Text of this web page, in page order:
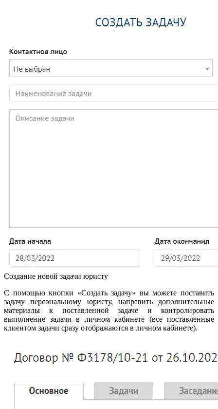
Создание новой задачи юристу
С помощью кнопки «Создать задачу» вы можете поставить
задачу персональному юристу, направить дополнительные
материалы к поставленной задаче и контролировать
выполнение задачи в личном кабинете (все поставленные
клиентом задачи сразу отображаются в личном кабинете).